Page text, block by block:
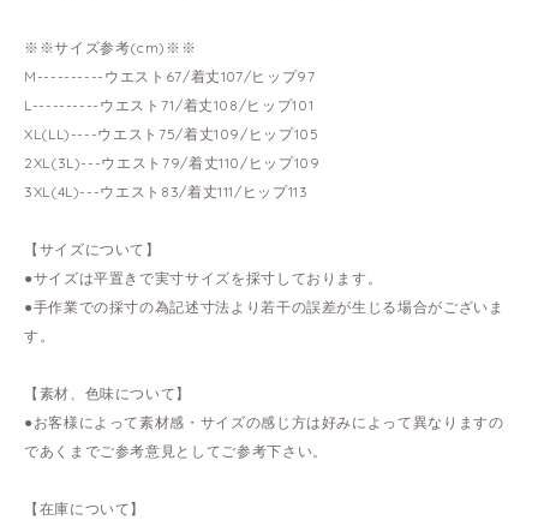
※※サイズ参考(cm)※※
M----------ウエスト67/着丈107/ヒップ97
L----------ウエスト71/着丈108/ヒップ101
XL(LL)----ウエスト75/着丈109/ヒップ105
2XL(3L)---ウエスト79/着丈110/ヒップ109
3XL(4L)---ウエスト83/着丈111/ヒップ113
【サイズについて】
●サイズは平置きで実寸サイズを採寸しております。
●手作業での採寸の為記述寸法より若干の誤差が生じる場合がございま
す。
【素材、色味について】
●お客様によって素材感・サイズの感じ方は好みによって異なりますの
であくまでご参考意見としてご参考下さい。
【在庫について】